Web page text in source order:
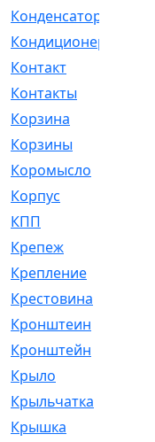
Конденсатор
Кондиционер
Контакт
Контакты
Корзина
Корзины
Коромысло
Корпус
КПП
Крепеж
Крепление
Крестовина
Кронштеин
Кронштейн
Крыло
Крыльчатка
Крышка